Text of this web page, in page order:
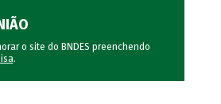
o site do BNDES preenchendo
.